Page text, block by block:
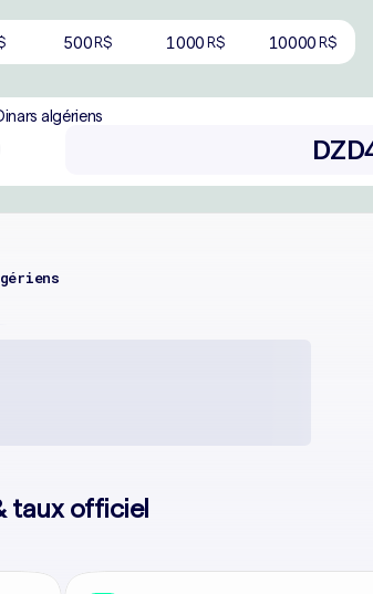
500 R$ 1000 R$ 10000 R$
algériens
taux officiel